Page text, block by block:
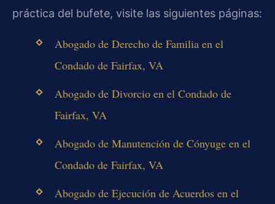
práctica del bufete, visite las siguientes páginas:
Abogado de Derecho de Familia en el
Condado de Fairfax, VA
Abogado de Divorcio en el Condado de
Fairfax, VA
Abogado de Manutención de Cónyuge en el
Condado de Fairfax, VA
Abogado de Ejecución de Acuerdos en el